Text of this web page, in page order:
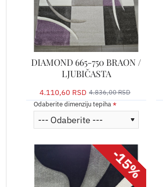
DIAMOND 665-750 BRAON /
LJUBIČASTA
4.110,60 RSD 4.836,00 RSD
Odaberite dimenziju tepiha
-15%